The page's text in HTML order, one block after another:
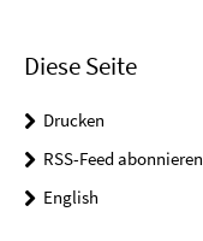
Diese Seite
Drucken
RSS-Feed abonnieren
English